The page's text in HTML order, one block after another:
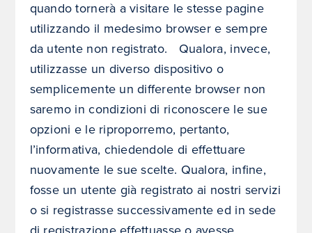
quando tornerà a visitare le stesse pagine
utilizzando il medesimo browser e sempre
da utente non registrato. Qualora, invece,
utilizzasse un diverso dispositivo o
semplicemente un differente browser non
saremo in condizioni di riconoscere le sue
opzioni e le riproporremo, pertanto,
l’informativa, chiedendole di effettuare
nuovamente le sue scelte. Qualora, infine,
fosse un utente già registrato ai nostri servizi
o si registrasse successivamente ed in sede